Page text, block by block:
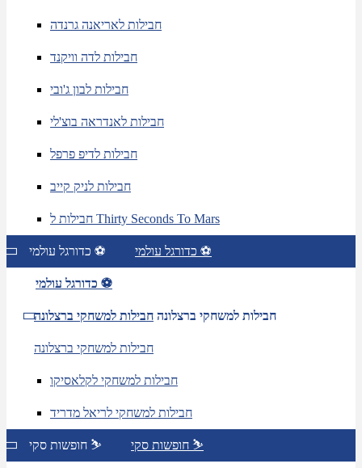
חבילות לאריאנה גרנדה
חבילות לדה וויקנד
חבילות לבון ג'ובי
חבילות לאנדראה בוצ'לי
חבילות לדיפ פרפל
חבילות לניק קייב
חבילות ל Thirty Seconds To Mars
כדורגל עולמי ⚽ כדורגל עולמי ⚽
כדורגל עולמי ⚽
חבילות למשחקי ברצלונה חבילות למשחקי ברצלונה
חבילות למשחקי ברצלונה
חבילות למשחקי לקלאסיקו
חבילות למשחקי לריאל מדריד
חופשות סקי ⛷️ חופשות סקי ⛷️